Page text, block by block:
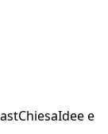
ChiesaIdee e